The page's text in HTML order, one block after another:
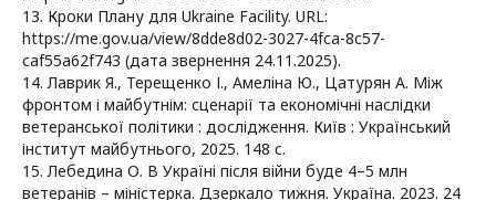
13. Кроки Плану для Ukraine Facility. URL:
https://me.gov.ua/view/8dde8d02-3027-4fca-8c57-
caf55a62f743 (дата звернення 24.11.2025).
14. Лаврик Я., Терещенко І., Амеліна Ю., Цатурян А. Між
фронтом і майбутнім: сценарії та економічні наслідки
ветеранської політики : дослідження. Київ : Український
інститут майбутнього, 2025. 148 с.
15. Лебедина О. В Україні після війни буде 4–5 млн
ветеранів – міністерка. Дзеркало тижня. Україна. 2023. 24